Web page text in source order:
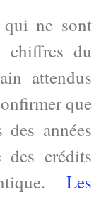
qui ne sont
chiffres du
attendus
que
des années
crédits
Les